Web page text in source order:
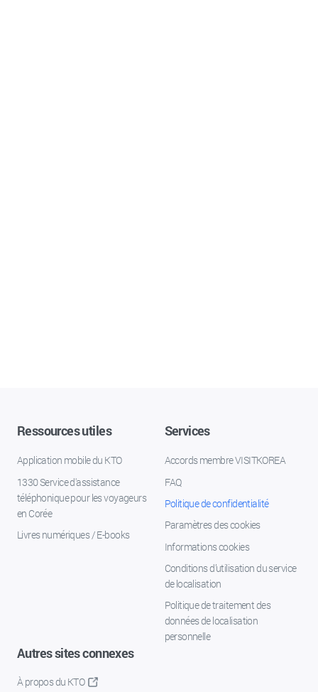
Ressources utiles
Application mobile du KTO
1330 Service d'assistance
téléphonique pour les voyageurs
en Corée
Livres numériques / E-books
Services
Accords membre VISITKOREA
FAQ
Politique de confidentialité
Paramètres des cookies
Informations cookies
Conditions d’utilisation du service
de localisation
Politique de traitement des
données de localisation
personnelle
Autres sites connexes
À propos du KTO